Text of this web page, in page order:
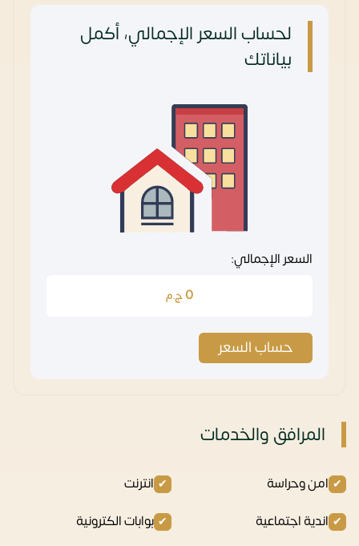
لحساب السعر الإجمالي، أكمل
بياناتك
السعر الإجمالي:
0 ج.م
حساب السعر
المرافق والخدمات
امن وحراسة
انترنت
اندية اجتماعية
بوابات الكترونية